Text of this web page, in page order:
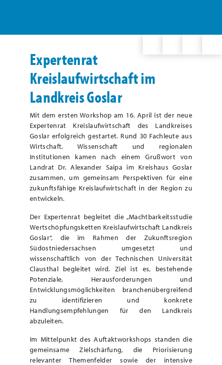
Expertenrat
Kreislaufwirtschaft im
Landkreis Goslar
Mit dem ersten Workshop am 16. April ist der neue
Expertenrat Kreislaufwirtschaft des Landkreises
Goslar erfolgreich gestartet. Rund 30 Fachleute aus
Wirtschaft, Wissenschaft und regionalen
Institutionen kamen nach einem Grußwort von
Landrat Dr. Alexander Saipa im Kreishaus Goslar
zusammen, um gemeinsam Perspektiven für eine
zukunftsfähige Kreislaufwirtschaft in der Region zu
entwickeln.
Der Expertenrat begleitet die „Machtbarkeitsstudie
Wertschöpfungsketten Kreislaufwirtschaft Landkreis
Goslar“, die im Rahmen der Zukunftsregion
Südostniedersachsen umgesetzt und
wissenschaftlich von der Technischen Universität
Clausthal begleitet wird. Ziel ist es, bestehende
Potenziale, Herausforderungen und
Entwicklungsmöglichkeiten branchenübergreifend
zu identifizieren und konkrete
Handlungsempfehlungen für den Landkreis
abzuleiten.
Im Mittelpunkt des Auftaktworkshops standen die
gemeinsame Zielschärfung, die Priorisierung
relevanter Themenfelder sowie der intensive